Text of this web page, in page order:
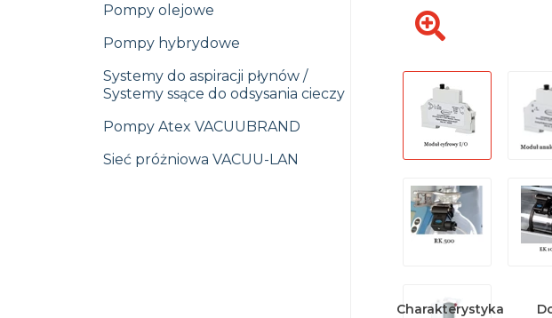
Pompy olejowe
Pompy hybrydowe
Systemy do aspiracji płynów /
Systemy ssące do odsysania cieczy
Pompy Atex VACUUBRAND
Sieć próżniowa VACUU-LAN
Charakterystyka